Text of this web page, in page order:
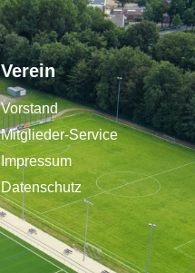
Verein
Vorstand
Mitglieder-Service
Impressum
Datenschutz